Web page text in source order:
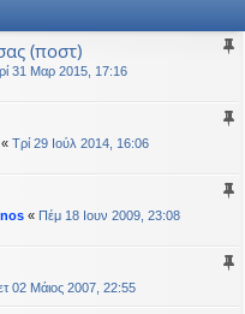
(ποστ)
31 Μαρ 2015, 17:16
« Τρί 29 Ιούλ 2014, 16:06
« Πέμ 18 Ιουν 2009, 23:08
02 Μάιος 2007, 22:55